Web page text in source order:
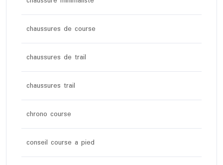
chaussures de course
chaussures de trail
chaussures trail
chrono course
conseil course a pied